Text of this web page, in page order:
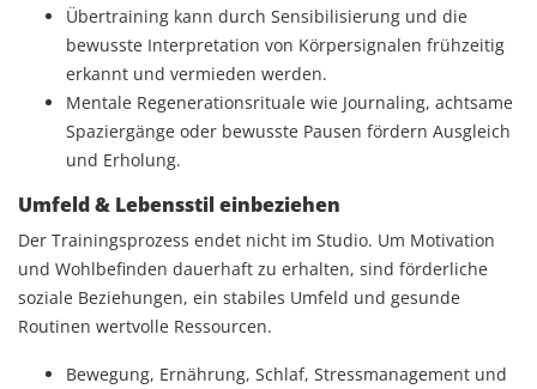
Übertraining kann durch Sensibilisierung und die
bewusste Interpretation von Körpersignalen frühzeitig
erkannt und vermieden werden.
Mentale Regenerationsrituale wie Journaling, achtsame
Spaziergänge oder bewusste Pausen fördern Ausgleich
und Erholung.
Umfeld & Lebensstil einbeziehen
Der Trainingsprozess endet nicht im Studio. Um Motivation
und Wohlbefinden dauerhaft zu erhalten, sind förderliche
soziale Beziehungen, ein stabiles Umfeld und gesunde
Routinen wertvolle Ressourcen.
Bewegung, Ernährung, Schlaf, Stressmanagement und